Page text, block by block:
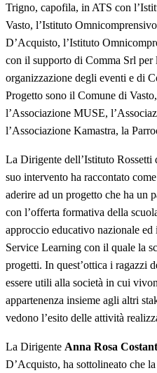
Trigno, capofila, in ATS con
Vasto, l’Istituto
D’Acquisto, l’Istituto
con il supporto di Comma Srl per
organizzazione degli eventi e di
Progetto sono il Comune di
l’Associazione MUSE,
l’Associazione Kamastra, la
La Dirigente dell’Istituto Rossetti
suo intervento ha raccontato
aderire ad un progetto che ha un
con l’offerta formativa della
approccio educativo nazionale
Service Learning con il quale la
progetti. In quest’ottica i ragazzi
essere utili alla società in cui
appartenenza insieme agli altri
vedono l’esito delle attività
La Dirigente Anna Rosa
D’Acquisto, ha sottolineato che